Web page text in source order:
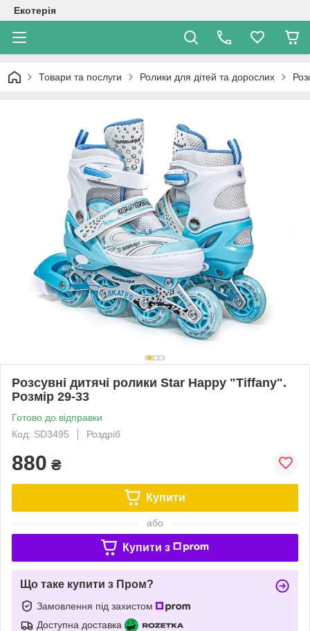
Екотерія
Товари та послуги Ролики для дітей та дорослих
Розсувні дитячі ролики Star Happy "Tiffany".
Розмір 29-33
Готово до відправки
Код: SD3495
Роздріб
880 ₴
Купити
або
Купити з
Що таке купити з Пром?
Замовлення під захистом
Доступна доставка